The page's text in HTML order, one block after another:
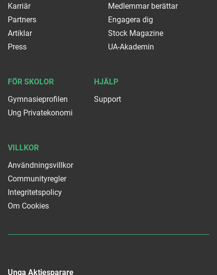
Unga Aktiesparare
Karriär
Partners
Artiklar
Press
Medlemmar berättar
Engagera dig
Stock Magazine
UA-Akademin
FÖR SKOLOR
Gymnasieprofilen
Ung Privatekonomi
HJÄLP
Support
VILLKOR
Användningsvillkor
Communityregler
Integritetspolicy
Om Cookies